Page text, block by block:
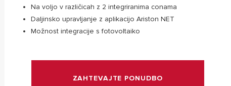
OBISK
Na voljo v različicah z 2 integriranima conama
Daljinsko upravljanje z aplikacijo Ariston NET
Možnost integracije s fotovoltaiko
ZAHTEVAJTE PONUDBO